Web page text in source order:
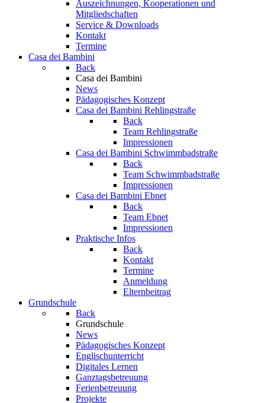
Auszeichnungen, Kooperationen und
Mitgliedschaften
Service & Downloads
Kontakt
Termine
Casa dei Bambini
Back
Casa dei Bambini
News
Pädagogisches Konzept
Casa dei Bambini Rehlingstraße
Back
Team Rehlingstraße
Impressionen
Casa dei Bambini Schwimmbadstraße
Back
Team Schwimmbadstraße
Impressionen
Casa dei Bambini Ebnet
Back
Team Ebnet
Impressionen
Praktische Infos
Back
Kontakt
Termine
Anmeldung
Elternbeitrag
Grundschule
Back
Grundschule
News
Pädagogisches Konzept
Englischunterricht
Digitales Lernen
Ganztagsbetreuung
Ferienbetreuung
Projekte